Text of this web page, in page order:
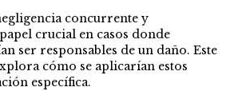
concurrente y
crucial en casos donde
ser responsables de un daño. Este
cómo se aplicarían estos
específica.